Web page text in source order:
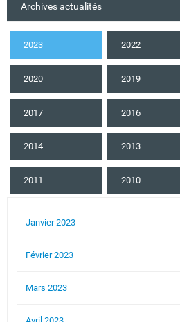
Archives actualités
2023 2022
2020 2019
2017 2016
2014 2013
2011 2010
Janvier 2023
Février 2023
Mars 2023